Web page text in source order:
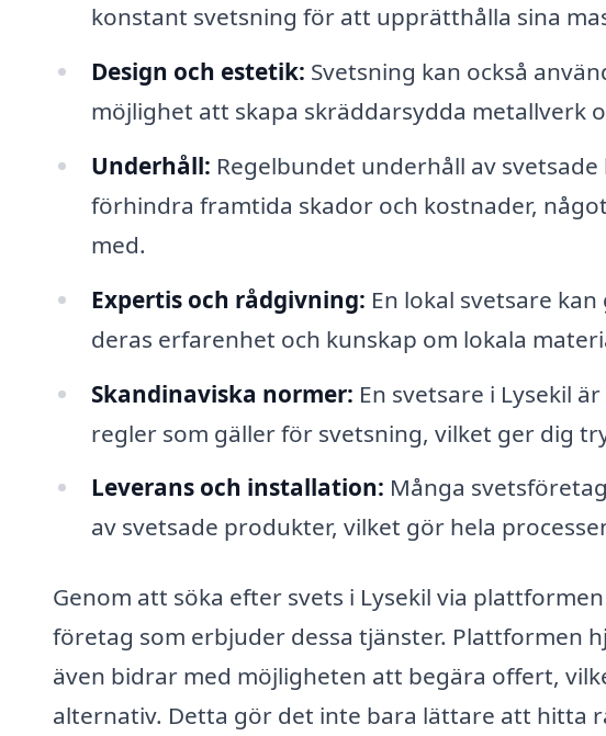
konstant svetsning för att upprätthålla sina
Design och estetik: Svetsning kan också
möjlighet att skapa skräddarsydda metallverk
Underhåll: Regelbundet underhåll av
förhindra framtida skador och kostnader,
med.
Expertis och rådgivning: En lokal svetsare
deras erfarenhet och kunskap om lokala
Skandinaviska normer: En svetsare i Lysekil
regler som gäller för svetsning, vilket ger dig
Leverans och installation: Många
av svetsade produkter, vilket gör hela
Genom att söka efter svets i Lysekil via
företag som erbjuder dessa tjänster. Plattformen
även bidrar med möjligheten att begära offert,
alternativ. Detta gör det inte bara lättare att hitta